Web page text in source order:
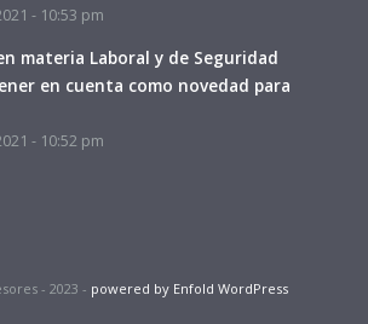
- 10:53 pm
materia Laboral y de Seguridad
en cuenta como novedad para
- 10:52 pm
- 2023 - powered by Enfold WordPress